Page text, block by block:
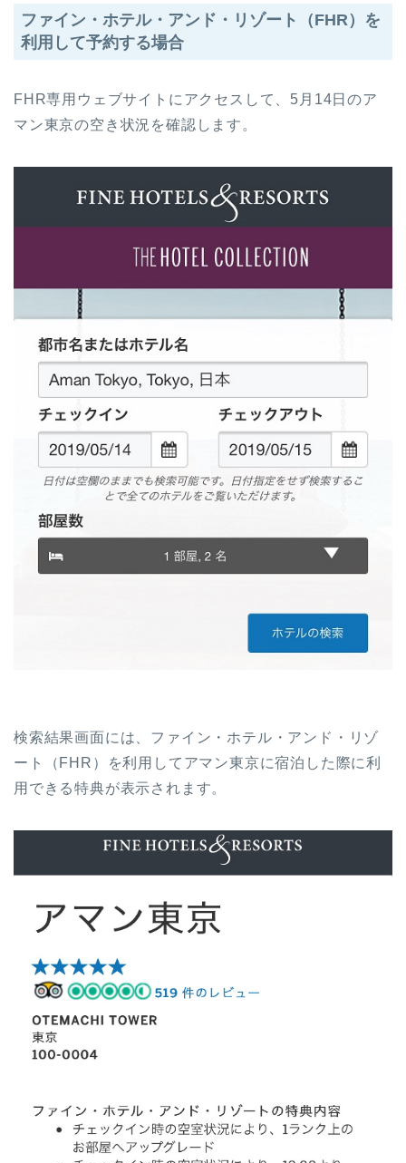
ファイン・ホテル・アンド・リゾート（FHR）を
利用して予約する場合
FHR専用ウェブサイトにアクセスして、5月14日のア
マン東京の空き状況を確認します。
検索結果画面には、ファイン・ホテル・アンド・リゾ
ート（FHR）を利用してアマン東京に宿泊した際に利
用できる特典が表示されます。